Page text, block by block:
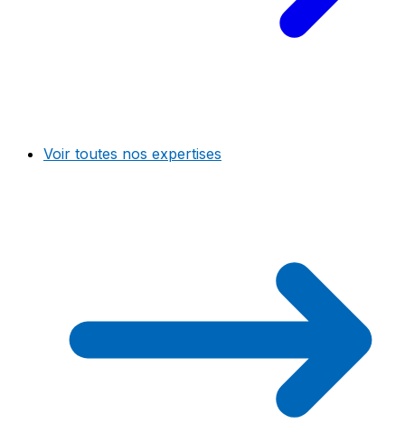
Voir toutes nos expertises